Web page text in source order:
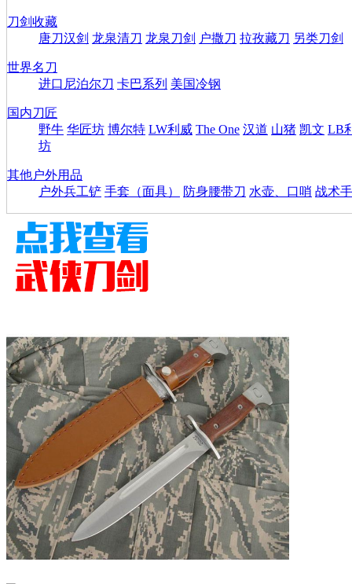
刀剑收藏
唐刀汉剑 龙泉清刀 龙泉刀剑 户撒刀 拉孜藏刀 另类刀剑
世界名刀
进口尼泊尔刀 卡巴系列 美国冷钢
国内刀匠
野牛 华匠坊 博尔特 LW利威 The One 汉道 山猪 凯文 LB
坊
其他户外用品
户外兵工铲 手套（面具） 防身腰带刀 水壶、口哨 战术